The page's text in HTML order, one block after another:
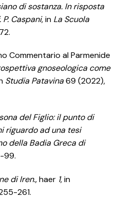
di sostanza. In risposta
Caspani, in La Scuola
Commentario al Parmenide
gnoseologica come
Studia Patavina69 (2022),
del Figlio: il punto di
riguardo ad una tesi
della Badia Greca di
99.
di Iren.,haer 1, in
261.